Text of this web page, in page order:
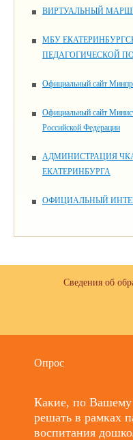
ВИРТУАЛЬНЫЙ
МБУ
ПЕДАГОГИЧЕСКОЙ
Официальный сайт
Официальный сайт
Российской Федерации
АДМИНИСТРАЦИЯ
ЕКАТЕРИНБУРГА
ОФИЦИАЛЬНЫЙ
Сведения об
Опрос
Какие, по
решать в рамках
воспитания